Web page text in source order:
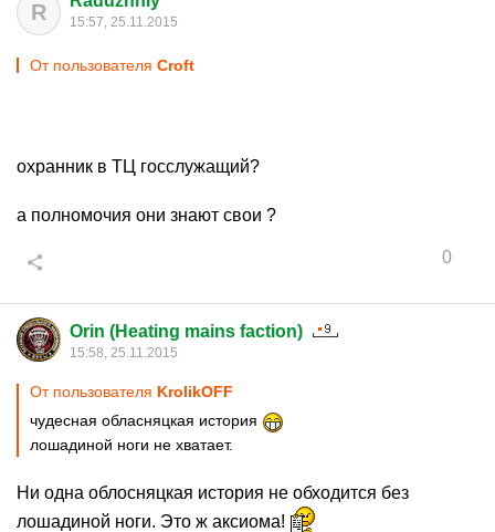
R 15:57, 25.11.2015
От пользователя Croft
охранник в ТЦ госслужащий?
а полномочия они знают свои ?
0
Orin (Heating mains faction)
15:58, 25.11.2015
От пользователя KrolikOFF
чудесная обласняцкая история
лошадиной ноги не хватает.
Ни одна облосняцкая история не обходится без
лошадиной ноги. Это ж аксиома!